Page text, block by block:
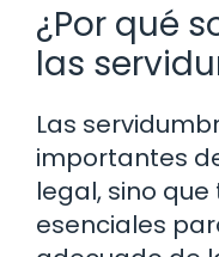
¿Por qué
las
Las
importantes
legal, sino
esenciales